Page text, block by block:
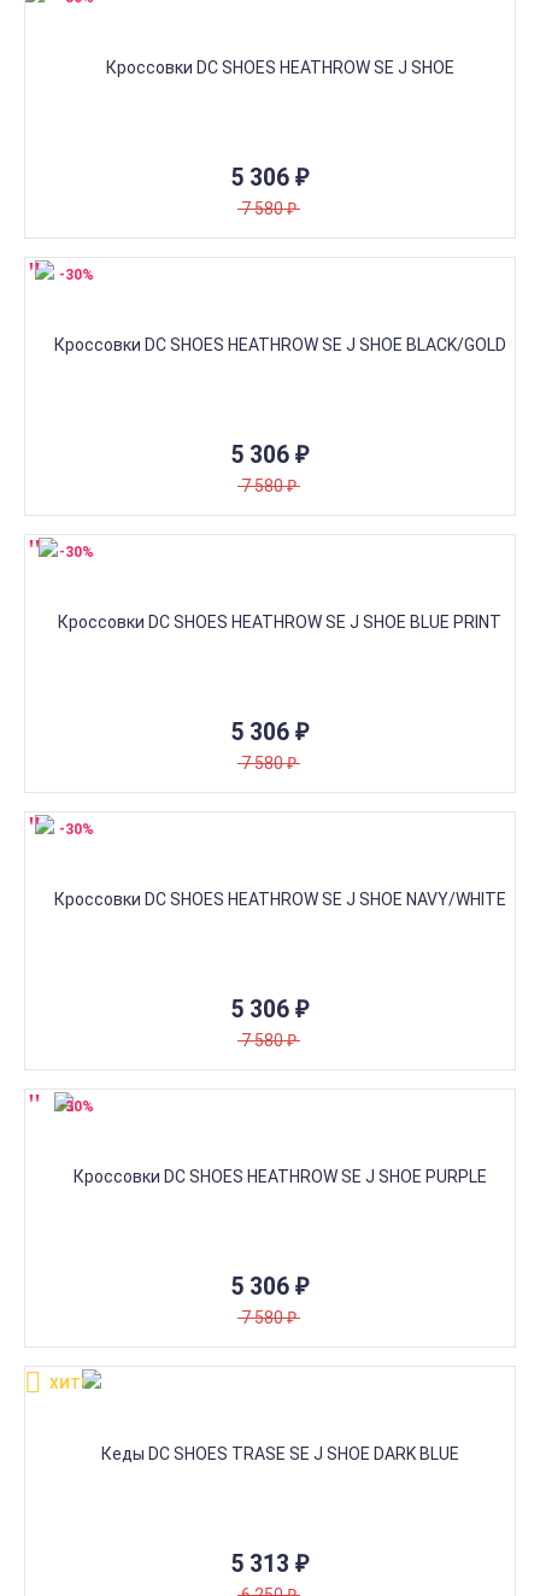
5 306 ₽
7 580₽
5 306 ₽
7 580₽
-30%
5 306 ₽
7 580₽
-30%
5 306 ₽
7 580₽
-30%
5 306 ₽
7 580₽
-30%
5 313 ₽
ХИТ!